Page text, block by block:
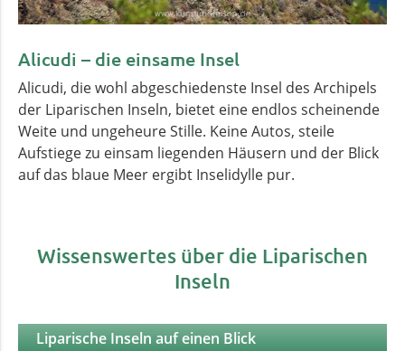
Alicudi – die einsame Insel
Alicudi, die wohl abgeschiedenste Insel des Archipels
der Liparischen Inseln, bietet eine endlos scheinende
Weite und ungeheure Stille. Keine Autos, steile
Aufstiege zu einsam liegenden Häusern und der Blick
auf das blaue Meer ergibt Inselidylle pur.
Wissenswertes über die Liparischen
Inseln
Liparische Inseln auf einen Blick